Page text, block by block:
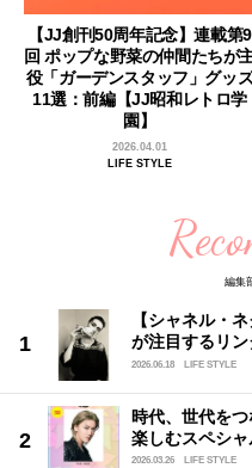
【JJ創刊50周年記念】連載第9
回 ポップな野菜の仲間たちが
役「ガーデンスタッフ」グッ
11選：前編【JJ昭和レトロ学
園】
2026.04.01
LIFE STYLE
編集
【シャネル・
が注目するリ
2026.06.18
LIFE STYLE
時代、世代を
楽しむスペシ
2026.03.26 LIFE STYLE